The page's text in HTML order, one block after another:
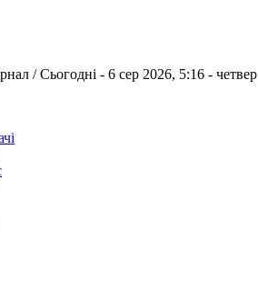
/Сьогодні - 6 сер 2026, 5:16 - четвер